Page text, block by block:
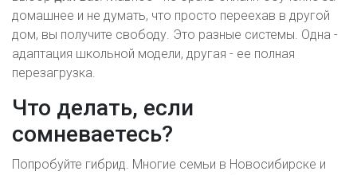
домашнее и не думать, что просто переехав в другой
дом, вы получите свободу. Это разные системы. Одна -
адаптация школьной модели, другая - ее полная
перезагрузка.
Что делать, если
сомневаетесь?
Попробуйте гибрид. Многие семьи в Новосибирске и